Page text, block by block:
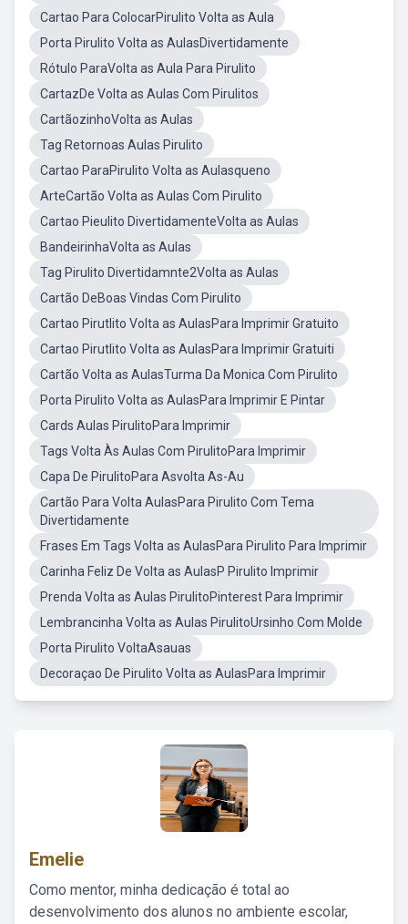
Cartao Para ColocarPirulito Volta as Aula
Porta Pirulito Volta as AulasDivertidamente
Rótulo ParaVolta as Aula Para Pirulito
CartazDe Volta as Aulas Com Pirulitos
CartãozinhoVolta as Aulas
Tag Retornoas Aulas Pirulito
Cartao ParaPirulito Volta as Aulasqueno
ArteCartão Volta as Aulas Com Pirulito
Cartao Pieulito DivertidamenteVolta as Aulas
BandeirinhaVolta as Aulas
Tag Pirulito Divertidamnte2Volta as Aulas
Cartão DeBoas Vindas Com Pirulito
Cartao Pirutlito Volta as AulasPara Imprimir Gratuito
Cartao Pirutlito Volta as AulasPara Imprimir Gratuiti
Cartão Volta as AulasTurma Da Monica Com Pirulito
Porta Pirulito Volta as AulasPara Imprimir E Pintar
Cards Aulas PirulitoPara Imprimir
Tags Volta Às Aulas Com PirulitoPara Imprimir
Capa De PirulitoPara Asvolta As-Au
Cartão Para Volta AulasPara Pirulito Com Tema
Divertidamente
Frases Em Tags Volta as AulasPara Pirulito Para Imprimir
Carinha Feliz De Volta as AulasP Pirulito Imprimir
Prenda Volta as Aulas PirulitoPinterest Para Imprimir
Lembrancinha Volta as Aulas PirulitoUrsinho Com Molde
Porta Pirulito VoltaAsauas
Decoraçao De Pirulito Volta as AulasPara Imprimir
Emelie
Como mentor, minha dedicação é total ao
desenvolvimento dos alunos no ambiente escolar,